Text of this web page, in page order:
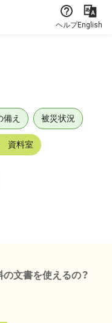
ヘルプEnglish
備え 被災状況
資料室
文書を使えるの？